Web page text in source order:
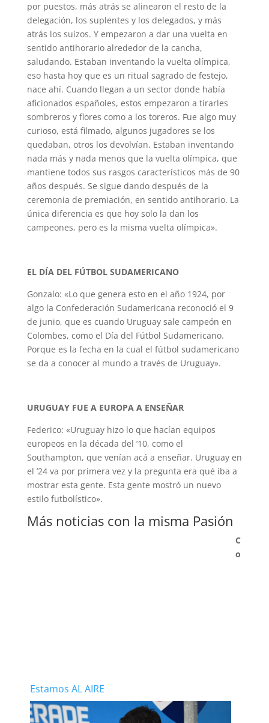
por puestos, más atrás se alinearon el resto de la
delegación, los suplentes y los delegados, y más
atrás los suizos. Y empezaron a dar una vuelta en
sentido antihorario alrededor de la cancha,
saludando. Estaban inventando la vuelta olímpica,
eso hasta hoy que es un ritual sagrado de festejo,
nace ahí. Cuando llegan a un sector donde había
aficionados españoles, estos empezaron a tirarles
sombreros y flores como a los toreros. Fue algo muy
curioso, está filmado, algunos jugadores se los
quedaban, otros los devolvían. Estaban inventando
nada más y nada menos que la vuelta olímpica, que
mantiene todos sus rasgos característicos más de 90
años después. Se sigue dando después de la
ceremonia de premiación, en sentido antihorario. La
única diferencia es que hoy solo la dan los
campeones, pero es la misma vuelta olímpica».
EL DÍA DEL FÚTBOL SUDAMERICANO
Gonzalo: «Lo que genera esto en el año 1924, por
algo la Confederación Sudamericana reconoció el 9
de junio, que es cuando Uruguay sale campeón en
Colombes, como el Día del Fútbol Sudamericano.
Porque es la fecha en la cual el fútbol sudamericano
se da a conocer al mundo a través de Uruguay».
URUGUAY FUE A EUROPA A ENSEÑAR
Federico: «Uruguay hizo lo que hacían equipos
europeos en la década del ’10, como el
Southampton, que venían acá a enseñar. Uruguay en
el ’24 va por primera vez y la pregunta era qué iba a
mostrar esta gente. Esta gente mostró un nuevo
estilo futbolístico».
Más noticias con la misma Pasión
Estamos AL AIRE
C
o